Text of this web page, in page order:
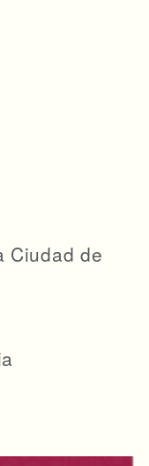
Ciudad de